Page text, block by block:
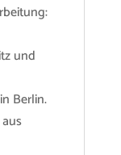
und
Berlin.